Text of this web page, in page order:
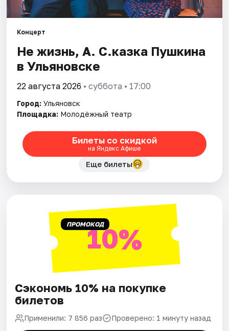
Площадки
Рейтинги
Концерт
Не жизнь, А. С.казка Пушкина
в Ульяновске
22 августа 2026 • суббота • 17:00
Город: Ульяновск
Площадка: Молодёжный театр
Билеты со скидкой
на Яндекс Афише
Еще билеты
ПРОМОКОД10%
Сэкономь 10% на покупке
билетов
Применили: 7 856 раз Проверено: 1 минуту назад